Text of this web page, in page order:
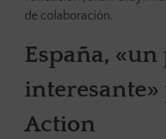
de colaboración.
España,
interesante»
Action